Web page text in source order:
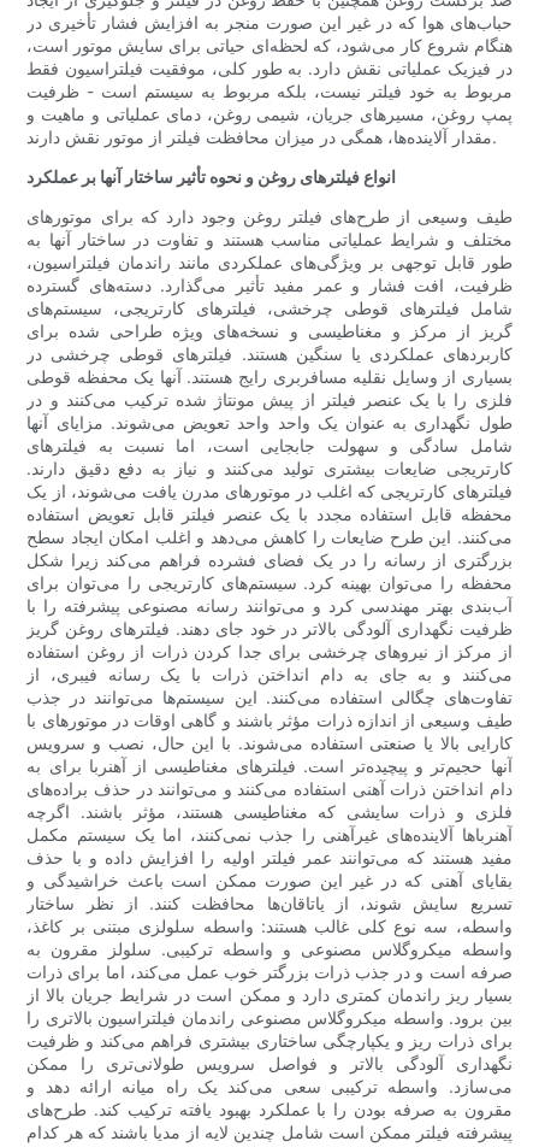
حباب‌های هوا که در غیر این صورت منجر به افزایش فشار تأخیری در
هنگام شروع کار می‌شود، که لحظه‌ای حیاتی برای سایش موتور است،
در فیزیک عملیاتی نقش دارد. به طور کلی، موفقیت فیلتراسیون فقط
مربوط به خود فیلتر نیست، بلکه مربوط به سیستم است - ظرفیت
پمپ روغن، مسیرهای جریان، شیمی روغن، دمای عملیاتی و ماهیت و
مقدار آلاینده‌ها، همگی در میزان محافظت فیلتر از موتور نقش دارند.
انواع فیلترهای روغن و نحوه تأثیر ساختار آنها بر عملکرد
طیف وسیعی از طرح‌های فیلتر روغن وجود دارد که برای موتورهای
مختلف و شرایط عملیاتی مناسب هستند و تفاوت در ساختار آنها به
طور قابل توجهی بر ویژگی‌های عملکردی مانند راندمان فیلتراسیون،
ظرفیت، افت فشار و عمر مفید تأثیر می‌گذارد. دسته‌های گسترده
شامل فیلترهای قوطی چرخشی، فیلترهای کارتریجی، سیستم‌های
گریز از مرکز و مغناطیسی و نسخه‌های ویژه طراحی شده برای
کاربردهای عملکردی یا سنگین هستند. فیلترهای قوطی چرخشی در
بسیاری از وسایل نقلیه مسافربری رایج هستند. آنها یک محفظه قوطی
فلزی را با یک عنصر فیلتر از پیش مونتاژ شده ترکیب می‌کنند و در
طول نگهداری به عنوان یک واحد واحد تعویض می‌شوند. مزایای آنها
شامل سادگی و سهولت جابجایی است، اما نسبت به فیلترهای
کارتریجی ضایعات بیشتری تولید می‌کنند و نیاز به دفع دقیق دارند.
فیلترهای کارتریجی که اغلب در موتورهای مدرن یافت می‌شوند، از یک
محفظه قابل استفاده مجدد با یک عنصر فیلتر قابل تعویض استفاده
می‌کنند. این طرح ضایعات را کاهش می‌دهد و اغلب امکان ایجاد سطح
بزرگتری از رسانه را در یک فضای فشرده فراهم می‌کند زیرا شکل
محفظه را می‌توان بهینه کرد. سیستم‌های کارتریجی را می‌توان برای
آب‌بندی بهتر مهندسی کرد و می‌توانند رسانه مصنوعی پیشرفته را با
ظرفیت نگهداری آلودگی بالاتر در خود جای دهند. فیلترهای روغن گریز
از مرکز از نیروهای چرخشی برای جدا کردن ذرات از روغن استفاده
می‌کنند و به جای به دام انداختن ذرات با یک رسانه فیبری، از
تفاوت‌های چگالی استفاده می‌کنند. این سیستم‌ها می‌توانند در جذب
طیف وسیعی از اندازه ذرات مؤثر باشند و گاهی اوقات در موتورهای با
کارایی بالا یا صنعتی استفاده می‌شوند. با این حال، نصب و سرویس
آنها حجیم‌تر و پیچیده‌تر است. فیلترهای مغناطیسی از آهنربا برای به
دام انداختن ذرات آهنی استفاده می‌کنند و می‌توانند در حذف براده‌های
فلزی و ذرات سایشی که مغناطیسی هستند، مؤثر باشند. اگرچه
آهنرباها آلاینده‌های غیرآهنی را جذب نمی‌کنند، اما یک سیستم مکمل
مفید هستند که می‌توانند عمر فیلتر اولیه را افزایش داده و با حذف
بقایای آهنی که در غیر این صورت ممکن است باعث خراشیدگی و
تسریع سایش شوند، از یاتاقان‌ها محافظت کنند. از نظر ساختار
واسطه، سه نوع کلی غالب هستند: واسطه سلولزی مبتنی بر کاغذ،
واسطه میکروگلاس مصنوعی و واسطه ترکیبی. سلولز مقرون به
صرفه است و در جذب ذرات بزرگتر خوب عمل می‌کند، اما برای ذرات
بسیار ریز راندمان کمتری دارد و ممکن است در شرایط جریان بالا از
بین برود. واسطه میکروگلاس مصنوعی راندمان فیلتراسیون بالاتری را
برای ذرات ریز و یکپارچگی ساختاری بیشتری فراهم می‌کند و ظرفیت
نگهداری آلودگی بالاتر و فواصل سرویس طولانی‌تری را ممکن
می‌سازد. واسطه ترکیبی سعی می‌کند یک راه میانه ارائه دهد و
مقرون به صرفه بودن را با عملکرد بهبود یافته ترکیب کند. طرح‌های
پیشرفته فیلتر ممکن است شامل چندین لایه از مدیا باشند که هر کدام